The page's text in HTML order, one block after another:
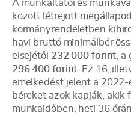
A munkáltatói és
között létrejött
kormányrendeletben
havi bruttó minimálbér
elsejétől 232 000 forint ,
296 400 forint . Ez 16,
emelkedést jelent a 2022-
béreket azok kapják, akik
munkaidőben, heti 36